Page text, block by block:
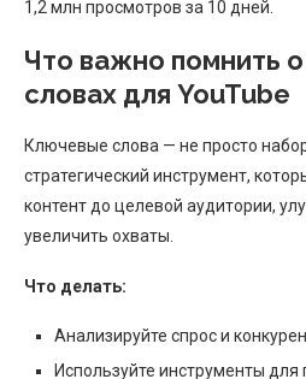
1,2 млн просмотров за 10 дней.
Что важно помнить
словах для YouTube
Ключевые слова — не просто
стратегический инструмент,
контент до целевой аудитории,
увеличить охваты.
Что делать:
Анализируйте спрос и
Используйте инструменты